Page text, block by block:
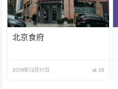
北京食府
2019年12月17日 28